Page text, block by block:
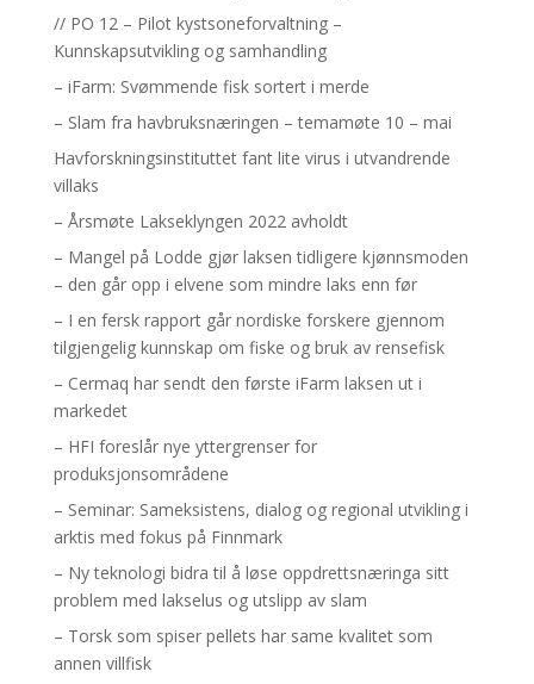
// PO 12 – Pilot kystsoneforvaltning –
Kunnskapsutvikling og samhandling
– iFarm: Svømmende fisk sortert i merde
– Slam fra havbruksnæringen – temamøte 10 – mai
Havforskningsinstituttet fant lite virus i utvandrende
villaks
– Årsmøte Lakseklyngen 2022 avholdt
– Mangel på Lodde gjør laksen tidligere kjønnsmoden
– den går opp i elvene som mindre laks enn før
– I en fersk rapport går nordiske forskere gjennom
tilgjengelig kunnskap om fiske og bruk av rensefisk
– Cermaq har sendt den første iFarm laksen ut i
markedet
– HFI foreslår nye yttergrenser for
produksjonsområdene
– Seminar: Sameksistens, dialog og regional utvikling i
arktis med fokus på Finnmark
– Ny teknologi bidra til å løse oppdrettsnæringa sitt
problem med lakselus og utslipp av slam
– Torsk som spiser pellets har same kvalitet som
annen villfisk